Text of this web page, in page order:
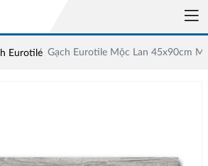
Eurotile Gạch Eurotile Mộc Lan 45x90cm